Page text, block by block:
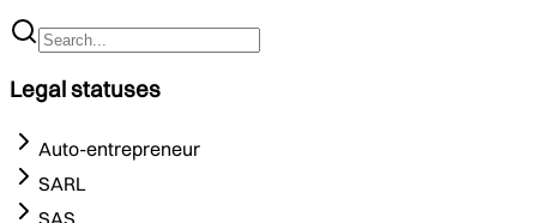
Legal statuses
Auto-entrepreneur
SARL